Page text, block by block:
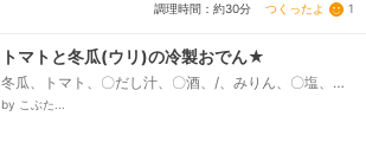
調理時間：約30分 つくったよ 1
トマトと冬瓜(ウリ)の冷製おでん★
冬瓜、トマト、〇だし汁、〇酒、/、みりん、〇塩、醤
油
by こぶた...